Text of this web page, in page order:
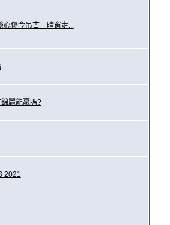
心傷今吊古 晴窗走...
麗能贏嗎?
2021